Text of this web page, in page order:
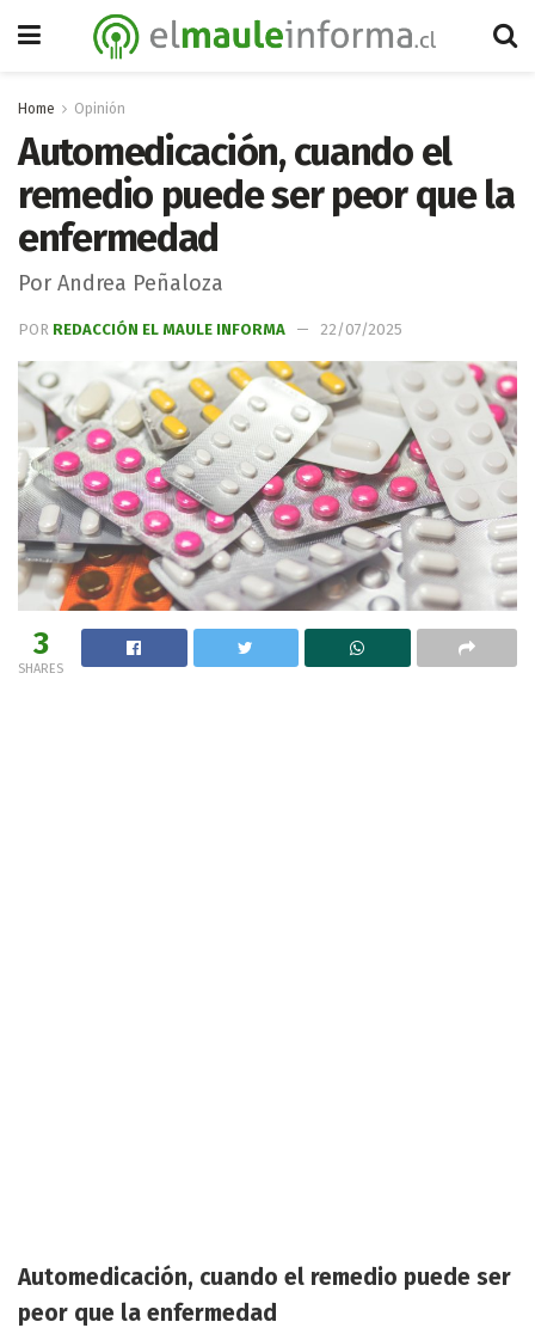
Home Opinión
Automedicación, cuando el
remedio puede ser peor que la
enfermedad
Por Andrea Peñaloza
POR REDACCIÓN EL MAULE INFORMA 22/07/2025
3
SHARES
Automedicación, cuando el remedio puede ser
peor que la enfermedad